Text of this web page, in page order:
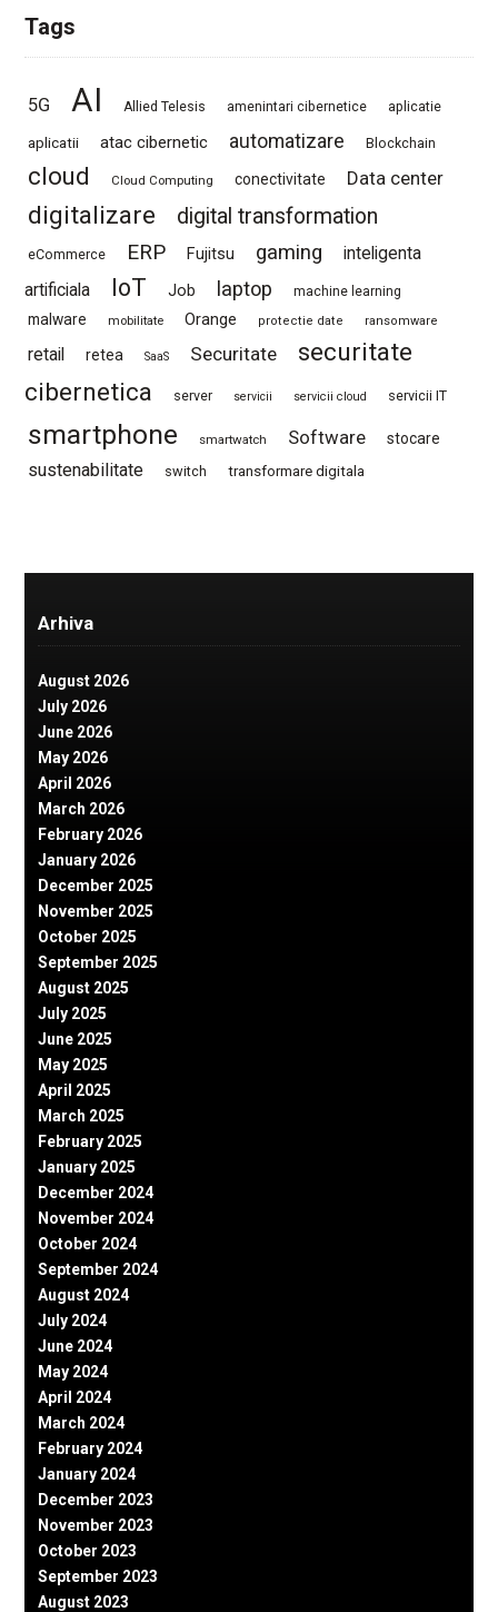
Tags
5G AI Allied Telesis amenintari cibernetice aplicatie
aplicatii atac cibernetic automatizare Blockchain
cloud Cloud Computing conectivitate Data center
digitalizare digital transformation
eCommerce ERP Fujitsu gaming
inteligenta
artificiala
IoT Job laptop machine learning
malware mobilitate Orange protectie date ransomware
retail retea SaaS Securitate
securitate
cibernetica
server servicii servicii cloud servicii IT
smartphone smartwatch Software stocare
sustenabilitate switch transformare digitala
Arhiva
August 2026
July 2026
June 2026
May 2026
April 2026
March 2026
February 2026
January 2026
December 2025
November 2025
October 2025
September 2025
August 2025
July 2025
June 2025
May 2025
April 2025
March 2025
February 2025
January 2025
December 2024
November 2024
October 2024
September 2024
August 2024
July 2024
June 2024
May 2024
April 2024
March 2024
February 2024
January 2024
December 2023
November 2023
October 2023
September 2023
August 2023